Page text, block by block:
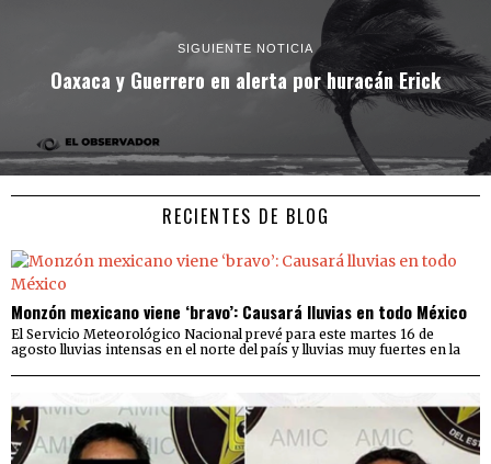
SIGUIENTE NOTICIA
Oaxaca y Guerrero en alerta por huracán Erick
RECIENTES DE BLOG
Monzón mexicano viene ‘bravo’: Causará lluvias en todo México
El Servicio Meteorológico Nacional prevé para este martes 16 de
agosto lluvias intensas en el norte del país y lluvias muy fuertes en la